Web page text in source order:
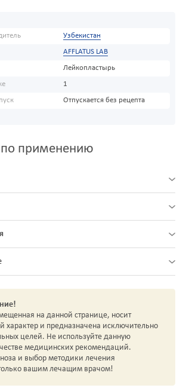
Узбекистан
AFFLATUS LAB
Лейкопластырь
1
Отпускается без рецепта
по применению
на данной странице, носит
и предназначена исключительно
целей. Не используйте данную
медицинских рекомендаций.
и выбор методики лечения
вашим лечащим врачом!